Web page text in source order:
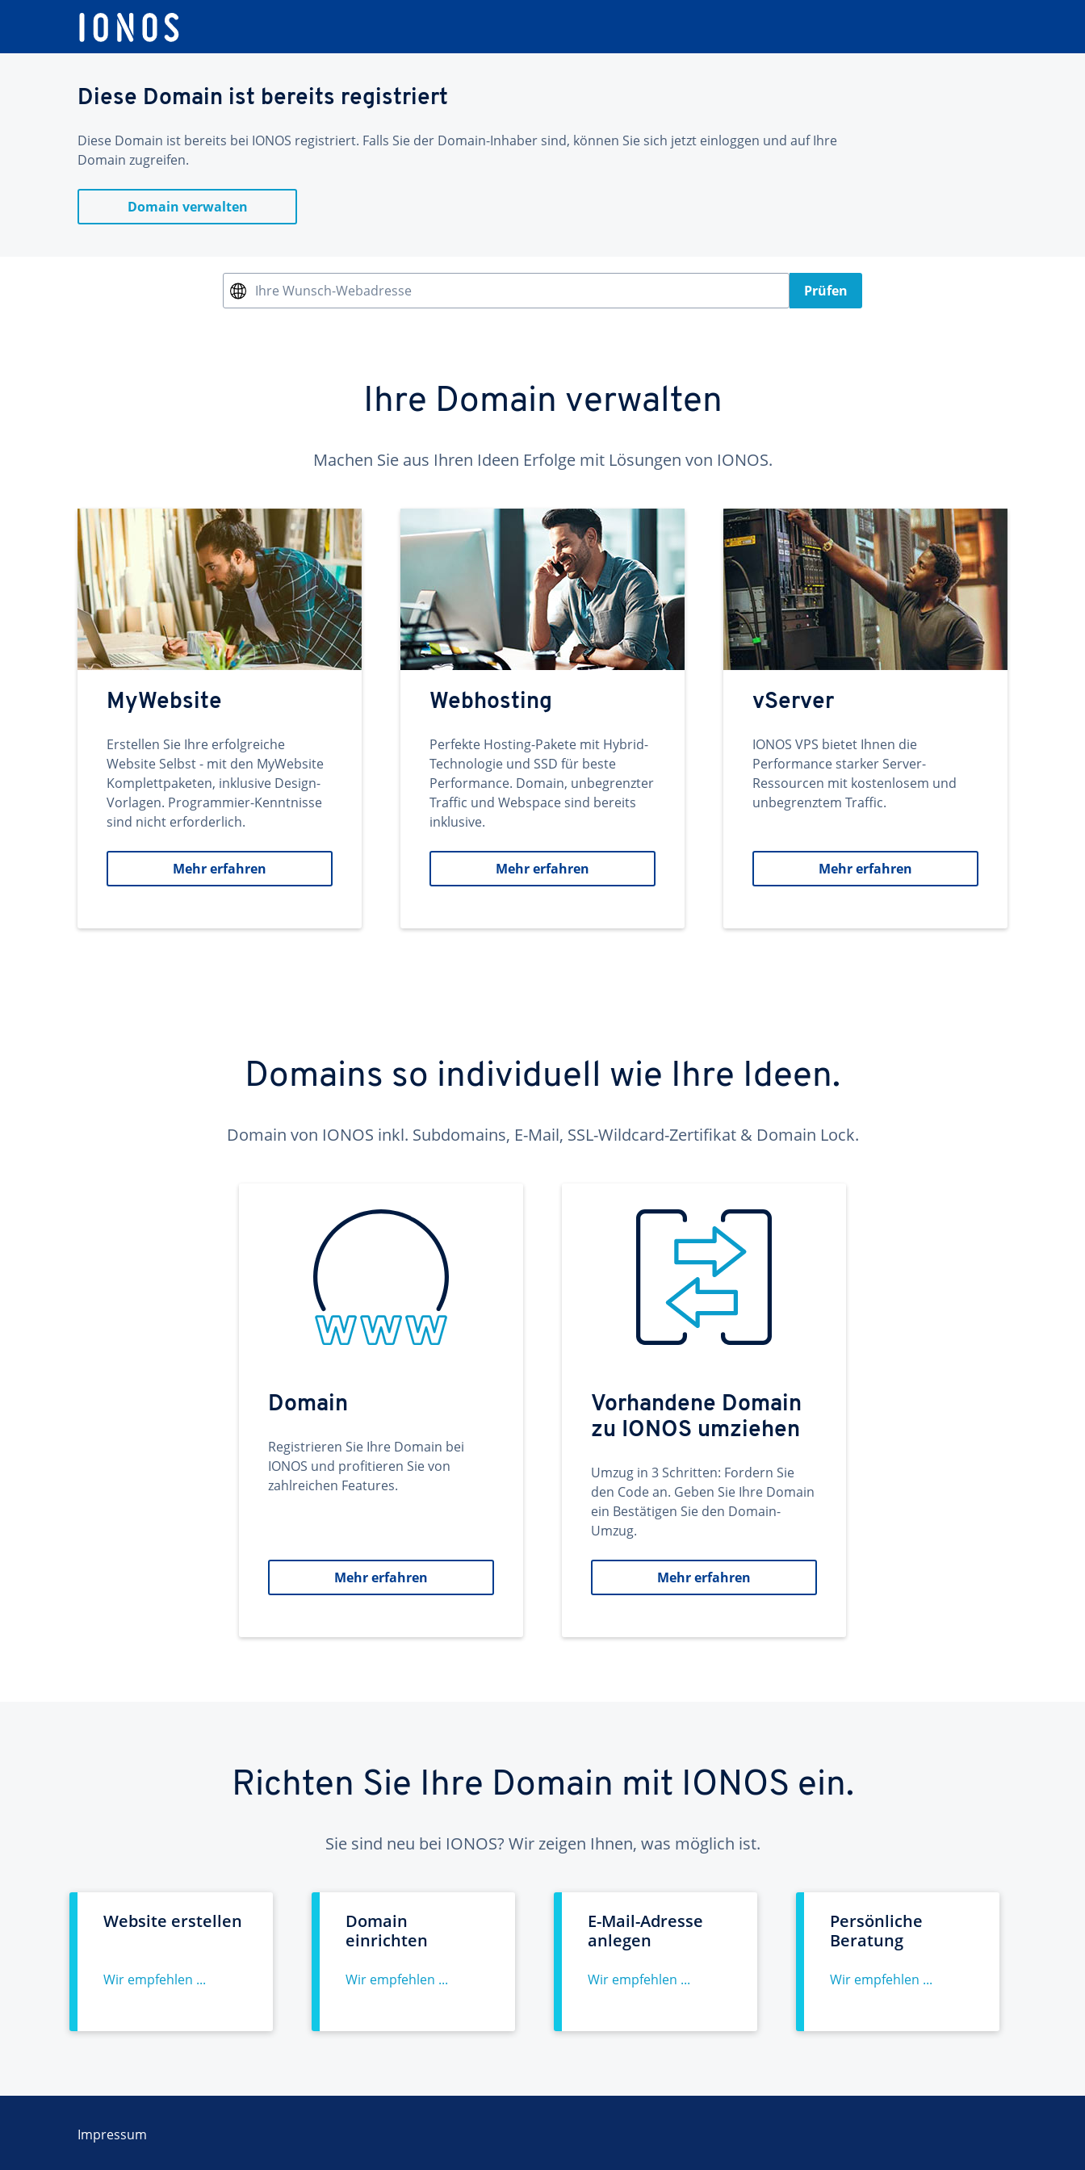
Diese Domain ist bereits registriert
Diese Domain ist bereits bei IONOS registriert. Falls Sie der Domain-Inhaber sind, können Sie sich jetzt einloggen und auf Ihre
Domain zugreifen.
Domain verwalten
Ihre Wunsch-Webadresse Prüfen
Ihre Domain verwalten
Machen Sie aus Ihren Ideen Erfolge mit Lösungen von IONOS.
MyWebsite
Erstellen Sie Ihre erfolgreiche
Website Selbst - mit den MyWebsite
Komplettpaketen, inklusive Design-
Vorlagen. Programmier-Kenntnisse
sind nicht erforderlich.
Mehr erfahren
Webhosting
Perfekte Hosting-Pakete mit Hybrid-
Technologie und SSD für beste
Performance. Domain, unbegrenzter
Traffic und Webspace sind bereits
inklusive.
Mehr erfahren
vServer
IONOS VPS bietet Ihnen die
Performance starker Server-
Ressourcen mit kostenlosem und
unbegrenztem Traffic.
Mehr erfahren
Domains so individuell wie Ihre Ideen.
Domain von IONOS inkl. Subdomains, E-Mail, SSL-Wildcard-Zertifikat & Domain Lock.
Domain
Registrieren Sie Ihre Domain bei
IONOS und profitieren Sie von
zahlreichen Features.
Mehr erfahren
Vorhandene Domain
zu IONOS umziehen
Umzug in 3 Schritten: Fordern Sie
den Code an. Geben Sie Ihre Domain
ein Bestätigen Sie den Domain-
Umzug.
Mehr erfahren
Richten Sie Ihre Domain mit IONOS ein.
Sie sind neu bei IONOS? Wir zeigen Ihnen, was möglich ist.
Website erstellen
Wir empfehlen ...
Domain
einrichten
Wir empfehlen ...
E-Mail-Adresse
anlegen
Wir empfehlen ...
Persönliche
Beratung
Wir empfehlen ...
Impressum